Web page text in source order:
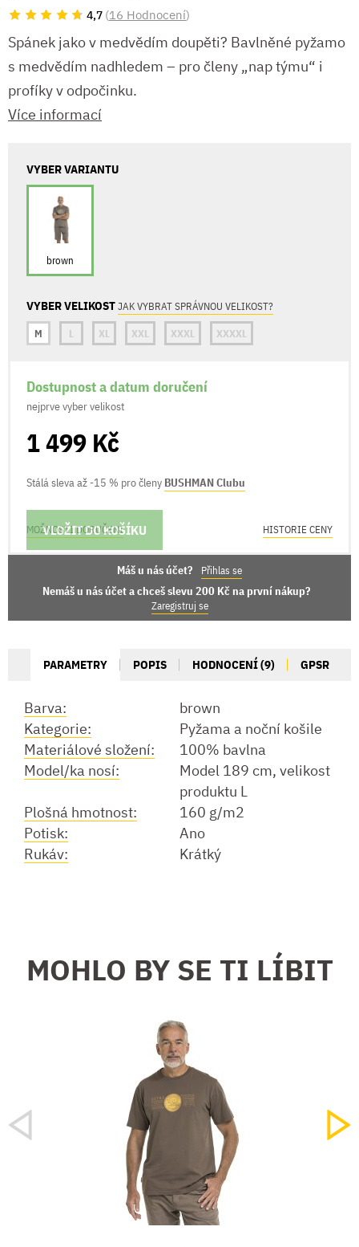
4,7 (16 Hodnocení)
Spánek jako v medvědím doupěti? Bavlněné pyžamo
s medvědím nadhledem – pro členy „nap týmu“ i
profíky v odpočinku.
Více informací
VYBER VARIANTU
brown
VYBER VELIKOSTJAK VYBRAT SPRÁVNOU VELIKOST?
M
L XL XXL XXXL XXXXL
Dostupnost a datum doručení
nejprve vyber velikost
1 499 Kč
Stálá sleva až -15 % pro členy BUSHMAN Clubu
VLOŽIT DO KOŠÍKU
MOŽNOSTI DORUČENÍ HISTORIE CENY
Máš u nás účet? Přihlas se
Nemáš u nás účet a chceš slevu 200 Kč na první nákup?
Zaregistruj se
PARAMETRY POPIS HODNOCENÍ (9) GPSR
Barva:
brown
Kategorie:
Pyžama a noční košile
Materiálové složení:
100% bavlna
Model/ka nosí:
Model 189 cm, velikost
produktu L
Plošná hmotnost:
160 g/m2
Potisk:
Ano
Rukáv:
Krátký
MOHLO BY SE TI LÍBIT